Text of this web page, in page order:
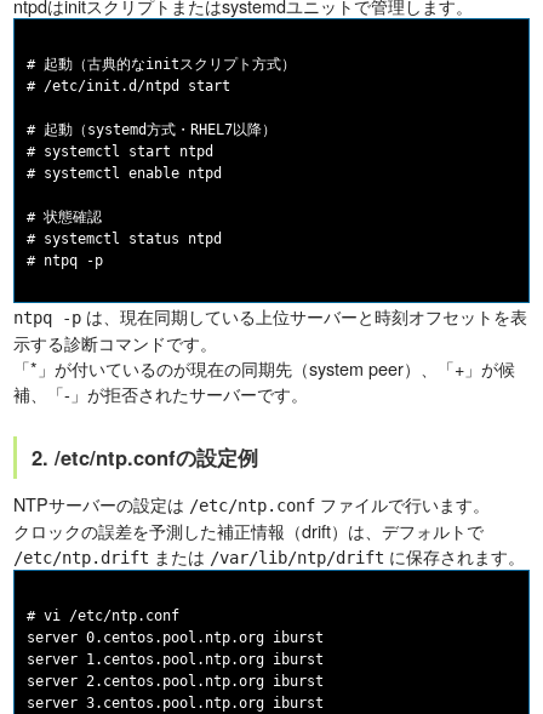
ntpdはinitスクリプトまたはsystemdユニットで管理します。
# 起動（古典的なinitスクリプト方式）
# /etc/init.d/ntpd start
# 起動（systemd方式・RHEL7以降）
# systemctl start ntpd
# systemctl enable ntpd
# 状態確認
# systemctl status ntpd
ntpq -p は、現在同期している上位サーバーと時刻オフセットを表
示する診断コマンドです。
「*」が付いているのが現在の同期先（system peer）、「+」が候
補、「-」が拒否されたサーバーです。
2. /etc/ntp.confの設定例
NTPサーバーの設定は /etc/ntp.conf ファイルで行います。
クロックの誤差を予測した補正情報（drift）は、デフォルトで
/etc/ntp.drift または /var/lib/ntp/drift に保存されます。
# vi /etc/ntp.conf
server 0.centos.pool.ntp.org iburst
server 1.centos.pool.ntp.org iburst
server 2.centos.pool.ntp.org iburst
server 3.centos.pool.ntp.org iburst